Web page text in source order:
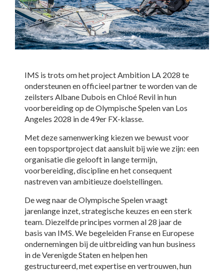
IMS is trots om het project Ambition LA 2028 te
ondersteunen en officieel partner te worden van de
zeilsters Albane Dubois en Chloé Revil in hun
voorbereiding op de Olympische Spelen van Los
Angeles 2028 in de 49er FX-klasse.
Met deze samenwerking kiezen we bewust voor
een topsportproject dat aansluit bij wie we zijn: een
organisatie die gelooft in lange termijn,
voorbereiding, discipline en het consequent
nastreven van ambitieuze doelstellingen.
De weg naar de Olympische Spelen vraagt
jarenlange inzet, strategische keuzes en een sterk
team. Diezelfde principes vormen al 28 jaar de
basis van IMS. We begeleiden Franse en Europese
ondernemingen bij de uitbreiding van hun business
in de Verenigde Staten en helpen hen
gestructureerd, met expertise en vertrouwen, hun